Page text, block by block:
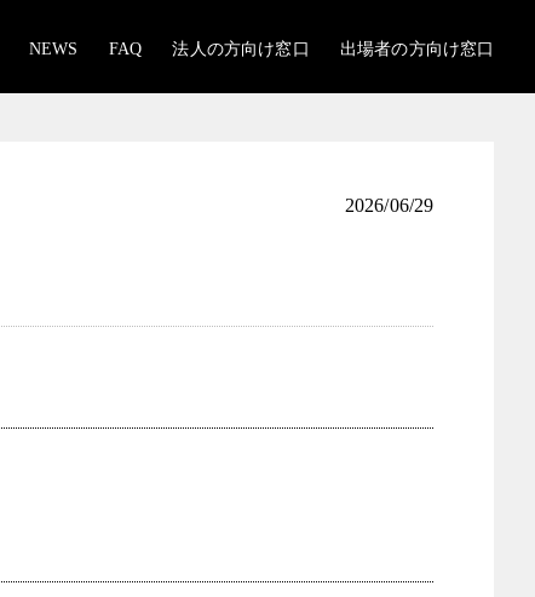
NEWS FAQ 法人の方向け窓口 出場者の方向け窓口
2026/06/29